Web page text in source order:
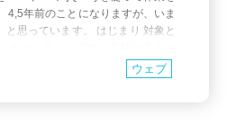
4,5年前のことになりますが、いま
と思っています。 はじまり 対象と
績ハイライト」と「財務ハイライ
年に1回更新作業があり、イラレを
ウェブ